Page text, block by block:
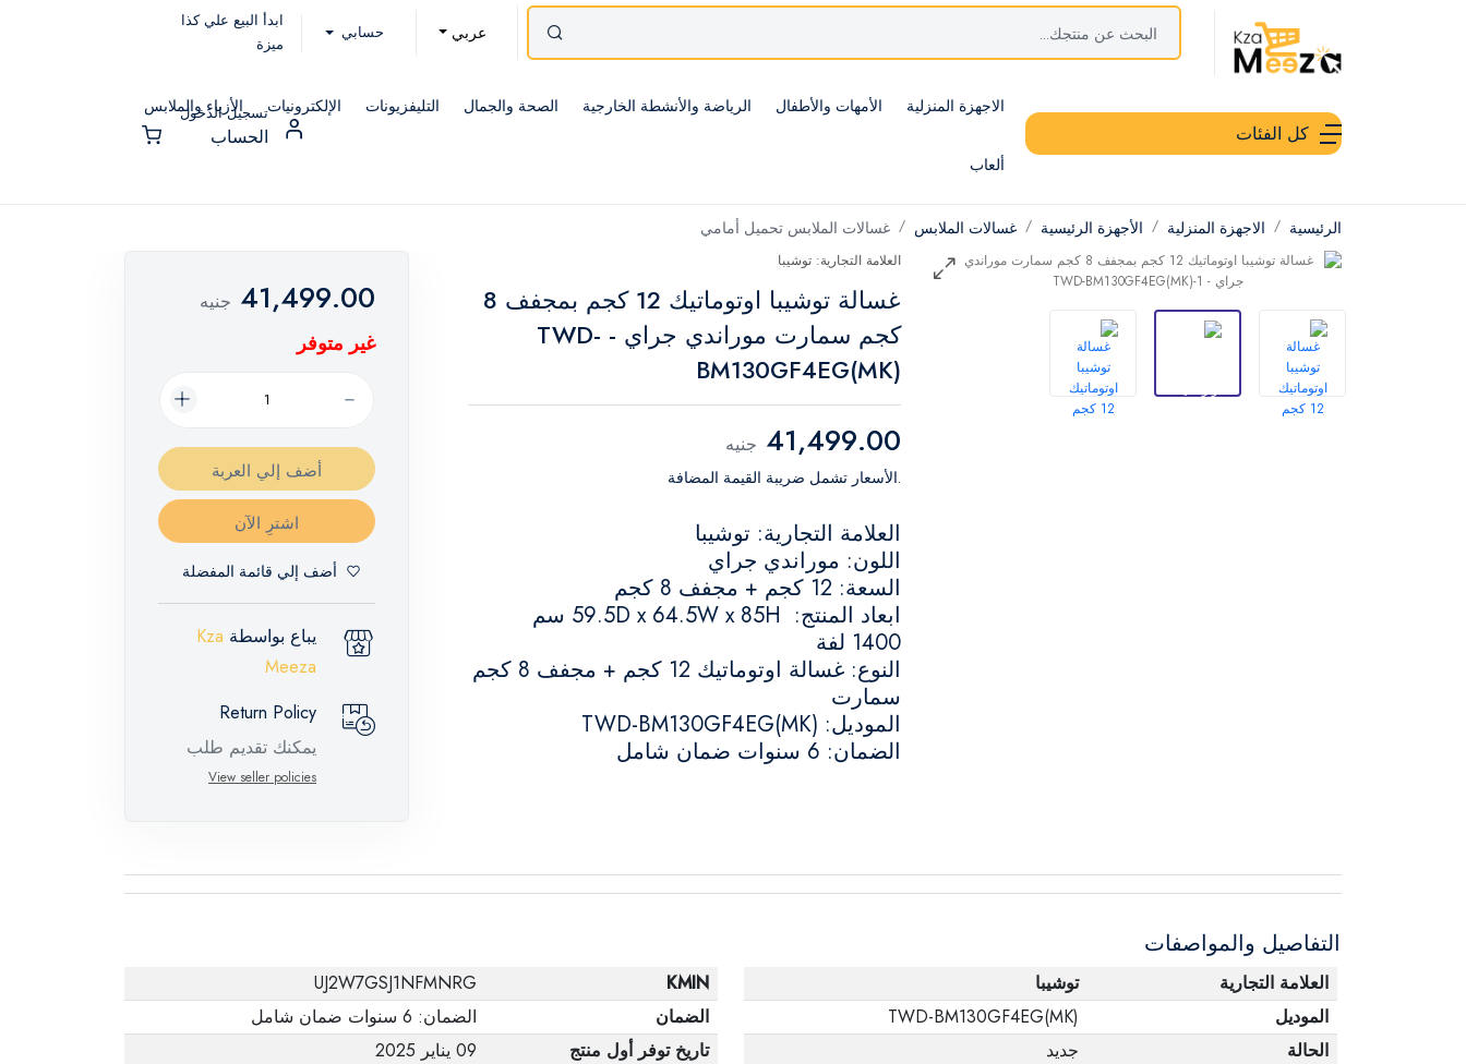
عربي حسابي
ابدأ البيع علي كذا
ميزة
كل الفئات
الاجهزة المنزلية الأمهات والأطفال الرياضة والأنشطة الخارجية الصحة والجمال التليفزيونات الإلكترونيات الأزياء والملابس
ألعاب
تسجيل الدخول
الحساب
الرئيسية الاجهزة المنزلية الأجهزة الرئيسية غسالات الملابس غسالات الملابس تحميل أمامي
العلامة التجارية: توشيبا
غسالة توشيبا اوتوماتيك 12 كجم بمجفف 8
كجم سمارت موراندي جراي - TWD-
BM130GF4EG(MK)
41,499.00 جنيه
.الأسعار تشمل ضريبة القيمة المضافة
العلامة التجارية: توشيبا
اللون: موراندي جراي
السعة: 12 كجم + مجفف 8 كجم
ابعاد المنتج: 59.5D x 64.5W x 85H سم
1400 لفة
النوع: غسالة اوتوماتيك 12 كجم + مجفف 8 كجم
سمارت
الموديل: TWD-BM130GF4EG(MK)
الضمان: 6 سنوات ضمان شامل
41,499.00 جنيه
غير متوفر
أضف إلي العربة
اشترِ الآن
أضف إلي قائمة المفضلة
يباع بواسطة Kza
Meeza
Return Policy
يمكنك تقديم طلب
إرجاع لهذه المنتجات
حالة وجود عيوب من
وقت وصول الطلب،
المنتج، تأكد من أن
View seller policies
التفاصيل والمواصفات
العلامة التجارية
توشيبا
الموديل
TWD-BM130GF4EG(MK)
الحالة
جديد
KMIN
UJ2W7GSJ1NFMNRG
الضمان
الضمان: 6 سنوات ضمان شامل
تاريخ توفر أول منتج
09 يناير 2025